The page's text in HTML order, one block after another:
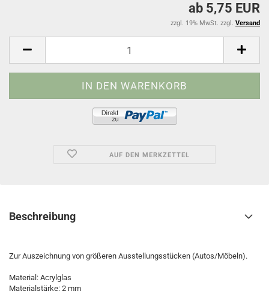
ab 5,75 EUR
zzgl. 19% MwSt. zzgl. Versand
AUF DEN MERKZETTEL
Beschreibung
Zur Auszeichnung von größeren Ausstellungsstücken (Autos/Möbeln).
Material: Acrylglas
Materialstärke: 2 mm